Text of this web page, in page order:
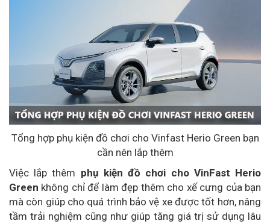
Tổng hợp phụ kiện đồ chơi cho Vinfast Herio Green bạn
cần nên lắp thêm
Việc lắp thêm phụ kiện đồ chơi cho VinFast Herio
Green không chỉ để làm đẹp thêm cho xế cưng của bạn
mà còn giúp cho quá trình bảo vệ xe được tốt hơn, nâng
tầm trải nghiệm cũng như giúp tăng giá trị sử dụng lâu